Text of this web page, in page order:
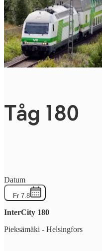
Tåg 180
Datum
Fr 7.8
InterCity 180
Pieksämäki - Helsingfors